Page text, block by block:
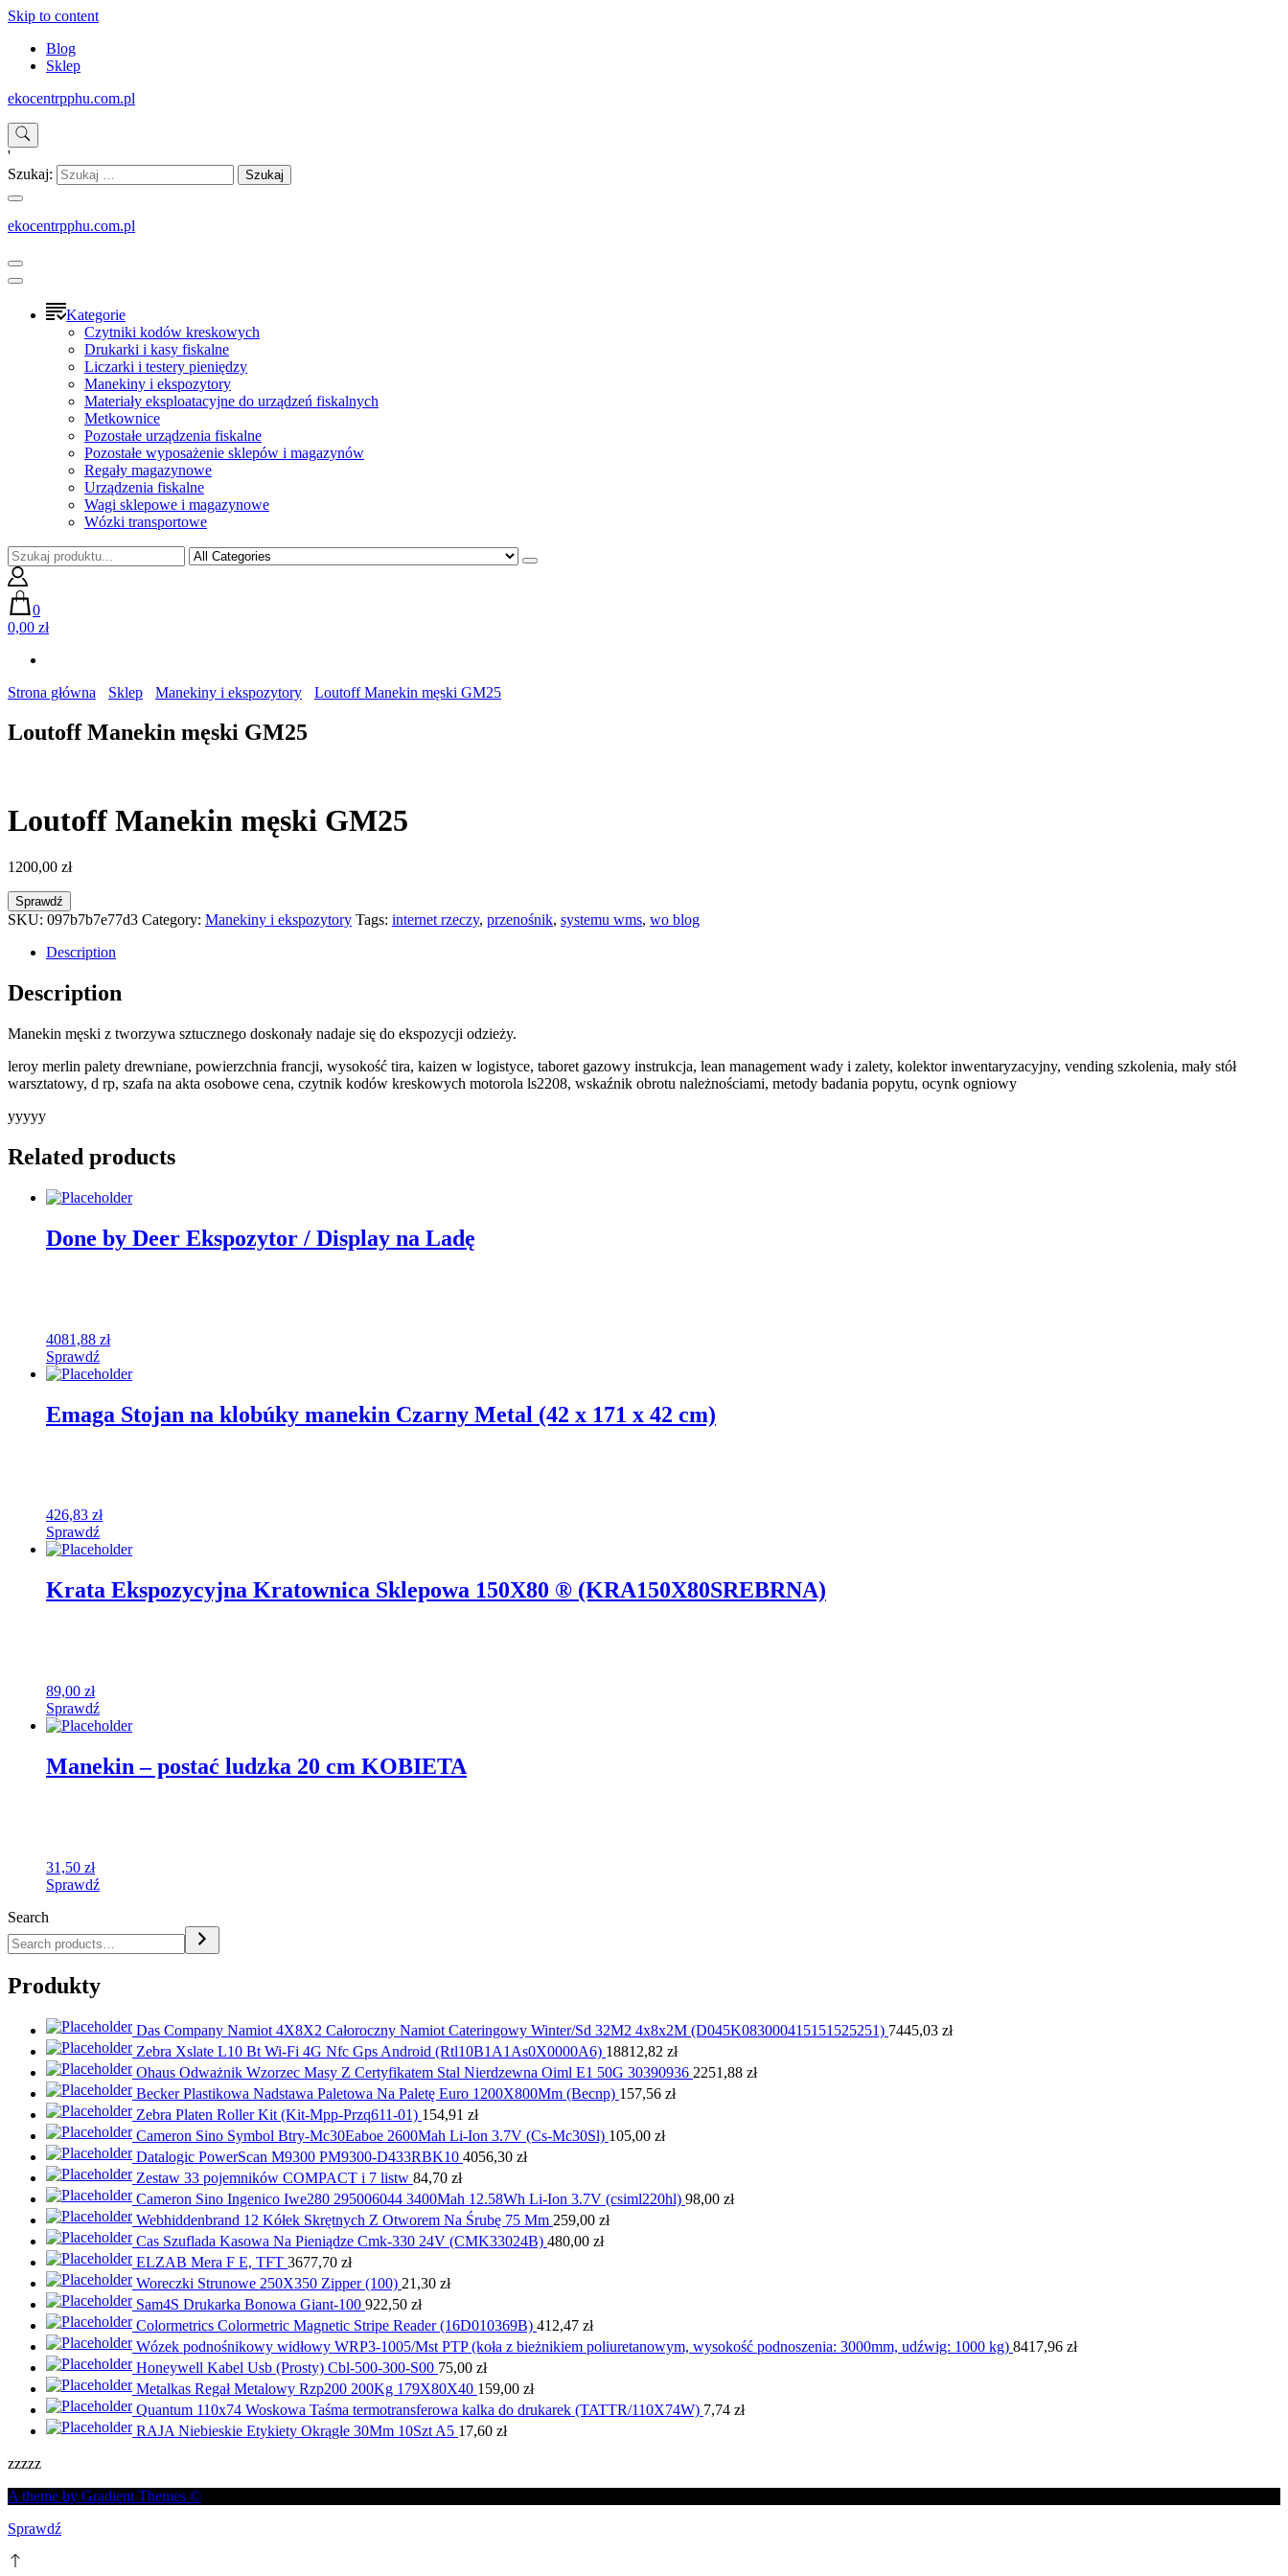
Skip to content
Blog
Sklep
ekocentrpphu.com.pl
'
Szukaj:
ekocentrpphu.com.pl
Kategorie
Czytniki kodów kreskowych
Drukarki i kasy fiskalne
Liczarki i testery pieniędzy
Manekiny i ekspozytory
Materiały eksploatacyjne do urządzeń fiskalnych
Metkownice
Pozostałe urządzenia fiskalne
Pozostałe wyposażenie sklepów i magazynów
Regały magazynowe
Urządzenia fiskalne
Wagi sklepowe i magazynowe
Wózki transportowe
0
0,00 zł
Strona główna Sklep Manekiny i ekspozytory Loutoff Manekin męski GM25
Loutoff Manekin męski GM25
Loutoff Manekin męski GM25
1200,00 zł
Sprawdź
SKU: 097b7b7e77d3 Category: Manekiny i ekspozytory Tags: internet rzeczy, przenośnik, systemu wms, wo blog
Description
Description
Manekin męski z tworzywa sztucznego doskonały nadaje się do ekspozycji odzieży.
leroy merlin palety drewniane, powierzchnia francji, wysokość tira, kaizen w logistyce, taboret gazowy instrukcja, lean management wady i zalety, kolektor inwentaryzacyjny, vending szkolenia, mały stół
warsztatowy, d rp, szafa na akta osobowe cena, czytnik kodów kreskowych motorola ls2208, wskaźnik obrotu należnościami, metody badania popytu, ocynk ogniowy
yyyyy
Related products
Done by Deer Ekspozytor / Display na Ladę
4081,88 zł
Sprawdź
Emaga Stojan na klobúky manekin Czarny Metal (42 x 171 x 42 cm)
426,83 zł
Sprawdź
Krata Ekspozycyjna Kratownica Sklepowa 150X80 ® (KRA150X80SREBRNA)
89,00 zł
Sprawdź
Manekin – postać ludzka 20 cm KOBIETA
31,50 zł
Sprawdź
Search
Produkty
Das Company Namiot 4X8X2 Całoroczny Namiot Cateringowy Winter/Sd 32M2 4x8x2M (D045K083000415151525251) 7445,03 zł
Zebra Xslate L10 Bt Wi-Fi 4G Nfc Gps Android (Rtl10B1A1As0X0000A6) 18812,82 zł
Ohaus Odważnik Wzorzec Masy Z Certyfikatem Stal Nierdzewna Oiml E1 50G 30390936 2251,88 zł
Becker Plastikowa Nadstawa Paletowa Na Paletę Euro 1200X800Mm (Becnp) 157,56 zł
Zebra Platen Roller Kit (Kit-Mpp-Przq611-01) 154,91 zł
Cameron Sino Symbol Btry-Mc30Eaboe 2600Mah Li-Ion 3.7V (Cs-Mc30Sl) 105,00 zł
Datalogic PowerScan M9300 PM9300-D433RBK10 4056,30 zł
Zestaw 33 pojemników COMPACT i 7 listw 84,70 zł
Cameron Sino Ingenico Iwe280 295006044 3400Mah 12.58Wh Li-Ion 3.7V (csiml220hl) 98,00 zł
Webhiddenbrand 12 Kółek Skrętnych Z Otworem Na Śrubę 75 Mm 259,00 zł
Cas Szuflada Kasowa Na Pieniądze Cmk-330 24V (CMK33024B) 480,00 zł
ELZAB Mera F E, TFT 3677,70 zł
Woreczki Strunowe 250X350 Zipper (100) 21,30 zł
Sam4S Drukarka Bonowa Giant-100 922,50 zł
Colormetrics Colormetric Magnetic Stripe Reader (16D010369B) 412,47 zł
Wózek podnośnikowy widłowy WRP3-1005/Mst PTP (koła z bieżnikiem poliuretanowym, wysokość podnoszenia: 3000mm, udźwig: 1000 kg) 8417,96 zł
Honeywell Kabel Usb (Prosty) Cbl-500-300-S00 75,00 zł
Metalkas Regał Metalowy Rzp200 200Kg 179X80X40 159,00 zł
Quantum 110x74 Woskowa Taśma termotransferowa kalka do drukarek (TATTR/110X74W) 7,74 zł
RAJA Niebieskie Etykiety Okrągłe 30Mm 10Szt A5 17,60 zł
zzzzz
A theme by Gradient Themes ©
Sprawdź